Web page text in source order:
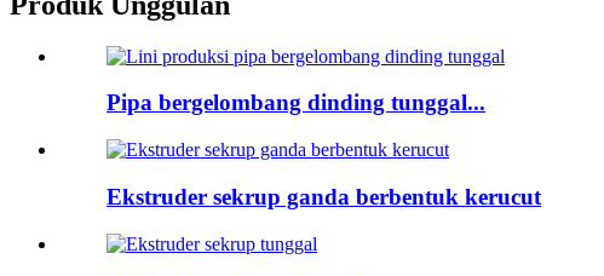
Pipa bergelombang dinding tunggal...
Ekstruder sekrup ganda berbentuk kerucut